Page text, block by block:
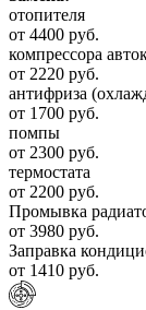
отопителя
от 4400 руб.
компрессора
от 2220 руб.
антифриза
от 1700 руб.
помпы
от 2300 руб.
термостата
от 2200 руб.
Промывка
от 3980 руб.
Заправка
от 1410 руб.